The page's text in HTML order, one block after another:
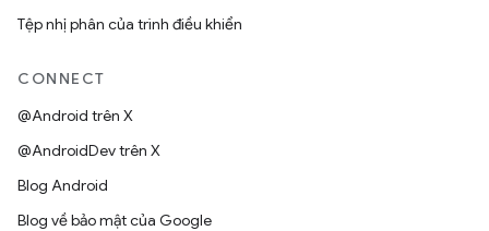
Tệp nhị phân của trình điều khiển
CONNECT
@Android trên X
@AndroidDev trên X
Blog Android
Blog về bảo mật của Google